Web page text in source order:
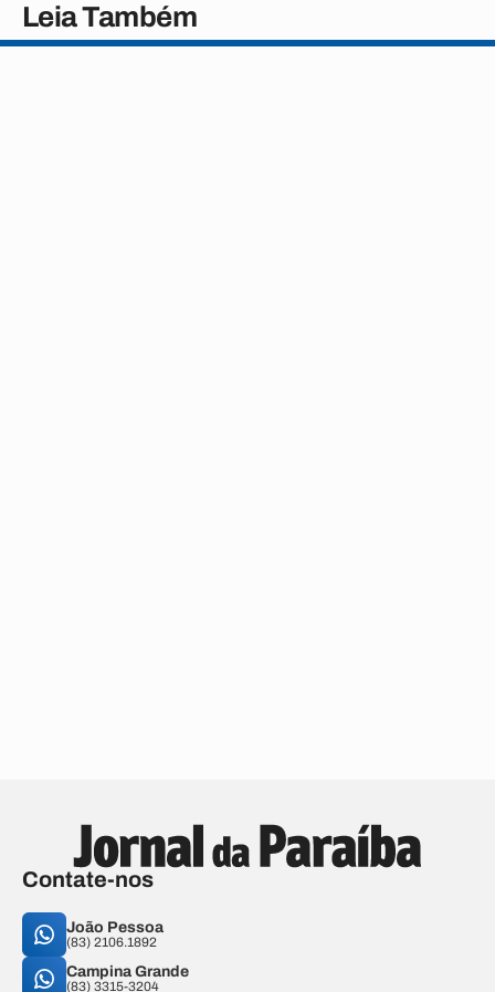
Leia Também
Contate-nos
João Pessoa
(83) 2106.1892
Campina Grande
(83) 3315-3204